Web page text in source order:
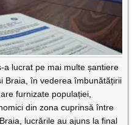
a lucrat pe mai multe șantiere
Braia, în vederea îmbunătățirii
furnizate populației,
din zona cuprinsă între
lucrările au ajuns la final